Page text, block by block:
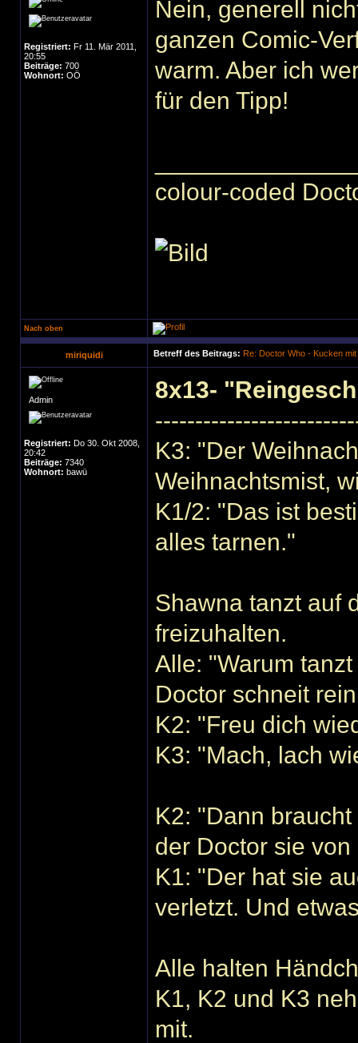
Registriert: Fr 11. Mär 2011,
20:55
Beiträge: 700
Wohnort: OÖ
Nein, generell
ganzen Comic-
warm. Aber ich
für den Tipp!
colour-coded
Nach oben
miriquidi Betreff des Beitrags: Re: Doctor Who - Kucken mit
Admin
Registriert: Do 30. Okt 2008,
20:42
Beiträge: 7340
Wohnort: bawü
8x13-
K3: "Der
Weihnachtsmist,
K1/2: "Das ist
alles tarnen."
Shawna tanzt auf
freizuhalten.
Alle: "Warum
Doctor schneit
K2: "Freu dich
K3: "Mach, lach
K2: "Dann
der Doctor sie
K1: "Der hat sie
verletzt. Und
Alle halten
K1, K2 und K3
mit.